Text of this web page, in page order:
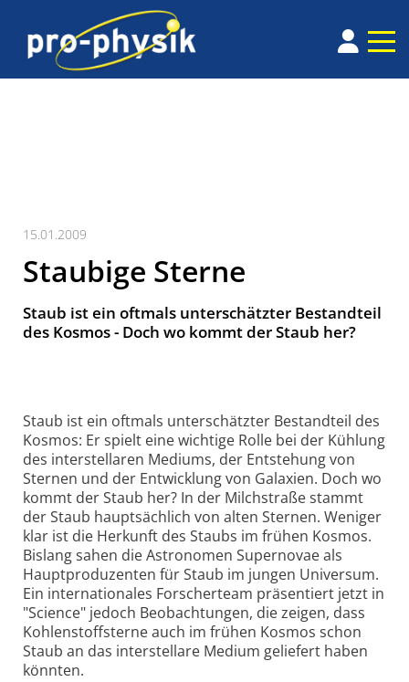
15.01.2009
Staubige Sterne
Staub ist ein oftmals unterschätzter Bestandteil
des Kosmos - Doch wo kommt der Staub her?
Staub ist ein oftmals unterschätzter Bestandteil des
Kosmos: Er spielt eine wichtige Rolle bei der Kühlung
des interstellaren Mediums, der Entstehung von
Sternen und der Entwicklung von Galaxien. Doch wo
kommt der Staub her? In der Milchstraße stammt
der Staub hauptsächlich von alten Sternen. Weniger
klar ist die Herkunft des Staubs im frühen Kosmos.
Bislang sahen die Astronomen Supernovae als
Hauptproduzenten für Staub im jungen Universum.
Ein internationales Forscherteam präsentiert jetzt in
"Science" jedoch Beobachtungen, die zeigen, dass
Kohlenstoffsterne auch im frühen Kosmos schon
Staub an das interstellare Medium geliefert haben
könnten.